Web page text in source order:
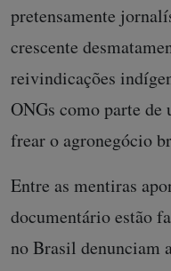
pretensamente
crescente
reivindicações
ONGs como parte de
frear o agronegócio
Entre as mentiras
documentário estão
no Brasil denunciam